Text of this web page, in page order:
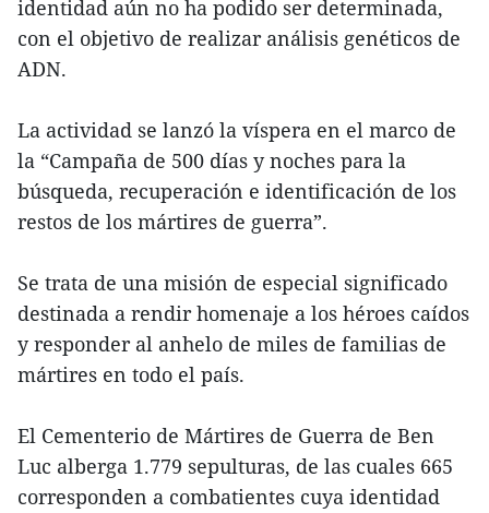
identidad aún no ha podido ser determinada,
con el objetivo de realizar análisis genéticos de
ADN.
La actividad se lanzó la víspera en el marco de
la “Campaña de 500 días y noches para la
búsqueda, recuperación e identificación de los
restos de los mártires de guerra”.
Se trata de una misión de especial significado
destinada a rendir homenaje a los héroes caídos
y responder al anhelo de miles de familias de
mártires en todo el país.
El Cementerio de Mártires de Guerra de Ben
Luc alberga 1.779 sepulturas, de las cuales 665
corresponden a combatientes cuya identidad